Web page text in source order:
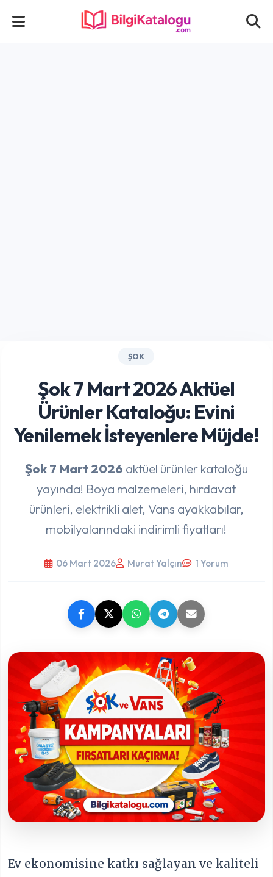
ŞOK
Şok 7 Mart 2026 Aktüel
Ürünler Kataloğu: Evini
Yenilemek İsteyenlere Müjde!
Şok 7 Mart 2026 aktüel ürünler kataloğu
yayında! Boya malzemeleri, hırdavat
ürünleri, elektrikli alet, Vans ayakkabılar,
mobilyalarındaki indirimli fiyatları!
06 Mart 2026 Murat Yalçın 1 Yorum
Ev ekonomisine katkı sağlayan ve kaliteli